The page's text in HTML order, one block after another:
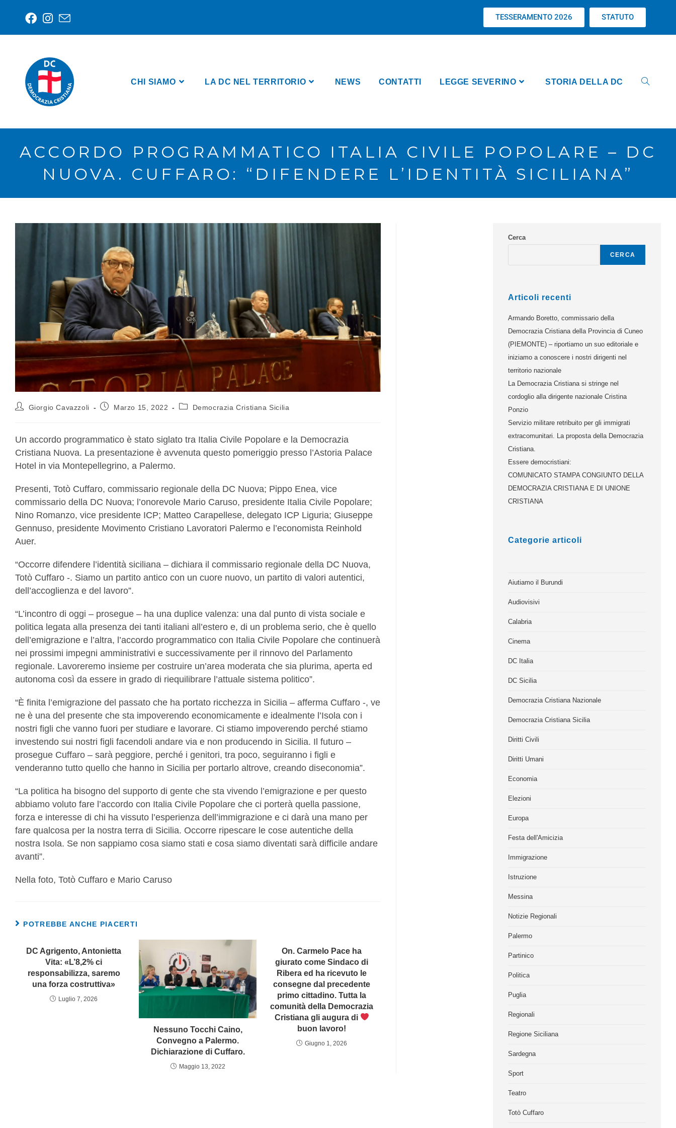
TESSERAMENTO 2026 STATUTO
CHI SIAMO LA DC NEL TERRITORIO NEWS CONTATTI LEGGE SEVERINO STORIA DELLA DC
ACCORDO PROGRAMMATICO ITALIA CIVILE POPOLARE – DC
NUOVA. CUFFARO: “DIFENDERE L’IDENTITÀ SICILIANA”
Giorgio Cavazzoli Marzo 15, 2022 Democrazia Cristiana Sicilia
Un accordo programmatico è stato siglato tra Italia Civile Popolare e la Democrazia
Cristiana Nuova. La presentazione è avvenuta questo pomeriggio presso l’Astoria Palace
Hotel in via Montepellegrino, a Palermo.
Presenti, Totò Cuffaro, commissario regionale della DC Nuova; Pippo Enea, vice
commissario della DC Nuova; l’onorevole Mario Caruso, presidente Italia Civile Popolare;
Nino Romanzo, vice presidente ICP; Matteo Carapellese, delegato ICP Liguria; Giuseppe
Gennuso, presidente Movimento Cristiano Lavoratori Palermo e l’economista Reinhold
Auer.
“Occorre difendere l’identità siciliana – dichiara il commissario regionale della DC Nuova,
Totò Cuffaro -. Siamo un partito antico con un cuore nuovo, un partito di valori autentici,
dell’accoglienza e del lavoro”.
“L’incontro di oggi – prosegue – ha una duplice valenza: una dal punto di vista sociale e
politica legata alla presenza dei tanti italiani all’estero e, di un problema serio, che è quello
dell’emigrazione e l’altra, l’accordo programmatico con Italia Civile Popolare che continuerà
nei prossimi impegni amministrativi e successivamente per il rinnovo del Parlamento
regionale. Lavoreremo insieme per costruire un’area moderata che sia plurima, aperta ed
autonoma così da essere in grado di riequilibrare l’attuale sistema politico”.
“È finita l’emigrazione del passato che ha portato ricchezza in Sicilia – afferma Cuffaro -, ve
ne è una del presente che sta impoverendo economicamente e idealmente l’Isola con i
nostri figli che vanno fuori per studiare e lavorare. Ci stiamo impoverendo perché stiamo
investendo sui nostri figli facendoli andare via e non producendo in Sicilia. Il futuro –
prosegue Cuffaro – sarà peggiore, perché i genitori, tra poco, seguiranno i figli e
venderanno tutto quello che hanno in Sicilia per portarlo altrove, creando diseconomia”.
“La politica ha bisogno del supporto di gente che sta vivendo l’emigrazione e per questo
abbiamo voluto fare l’accordo con Italia Civile Popolare che ci porterà quella passione,
forza e interesse di chi ha vissuto l’esperienza dell’immigrazione e ci darà una mano per
fare qualcosa per la nostra terra di Sicilia. Occorre ripescare le cose autentiche della
nostra Isola. Se non sappiamo cosa siamo stati e cosa siamo diventati sarà difficile andare
avanti”.
Nella foto, Totò Cuffaro e Mario Caruso
POTREBBE ANCHE PIACERTI
DC Agrigento, Antonietta
Vita: «L’8,2% ci
responsabilizza, saremo
una forza costruttiva»
Luglio 7, 2026
Nessuno Tocchi Caino,
Convegno a Palermo.
Dichiarazione di Cuffaro.
Maggio 13, 2022
On. Carmelo Pace ha
giurato come Sindaco di
Ribera ed ha ricevuto le
consegne dal precedente
primo cittadino. Tutta la
comunità della Democrazia
Cristiana gli augura di
buon lavoro!
Giugno 1, 2026
Cerca
CERCA
Articoli recenti
Armando Boretto, commissario della
Democrazia Cristiana della Provincia di Cuneo
(PIEMONTE) – riportiamo un suo editoriale e
iniziamo a conoscere i nostri dirigenti nel
territorio nazionale
La Democrazia Cristiana si stringe nel
cordoglio alla dirigente nazionale Cristina
Ponzio
Servizio militare retribuito per gli immigrati
extracomunitari. La proposta della Democrazia
Cristiana.
Essere democristiani:
COMUNICATO STAMPA CONGIUNTO DELLA
DEMOCRAZIA CRISTIANA E DI UNIONE
CRISTIANA
Categorie articoli
Aiutiamo il Burundi
Audiovisivi
Calabria
Cinema
DC Italia
DC Sicilia
Democrazia Cristiana Nazionale
Democrazia Cristiana Sicilia
Diritti Civili
Diritti Umani
Economia
Elezioni
Europa
Festa dell'Amicizia
Immigrazione
Istruzione
Messina
Notizie Regionali
Palermo
Partinico
Politica
Puglia
Regionali
Regione Siciliana
Sardegna
Sport
Teatro
Totò Cuffaro